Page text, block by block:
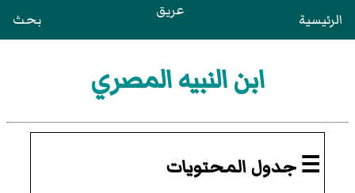
الرئيسية عريق بحث
ابن النبيه المصري
☰ جدول المحتويات